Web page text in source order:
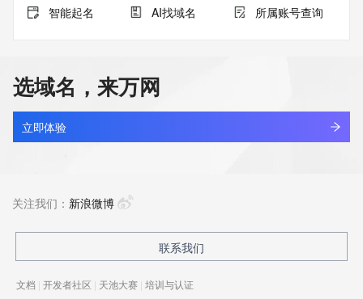
智能起名 AI找域名 所属账号查询
选域名，来万网
立即体验
关注我们： 新浪微博
联系我们
文档 | 开发者社区 | 天池大赛 | 培训与认证